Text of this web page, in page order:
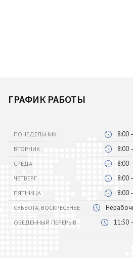
ГРАФИК РАБОТЫ
ПОНЕДЕЛЬНИК 8:00
ВТОРНИК 8:00
СРЕДА 8:00
ЧЕТВЕРГ 8:00
ПЯТНИЦА 8:00
СУББОТА, ВОСКРЕСЕНЬЕ
ОБЕДЕННЫЙ ПЕРЕРЫВ 11:50